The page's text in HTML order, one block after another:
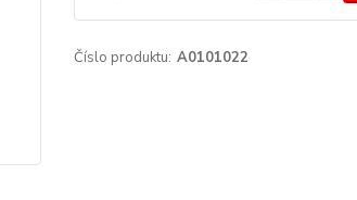
Číslo produktu: A0101022